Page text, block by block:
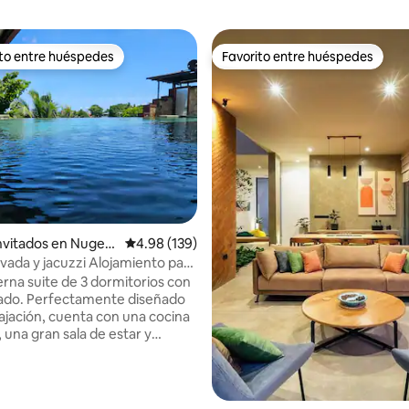
de 5, 177 reseñas
huéspedes preferido
entre huéspedes
en Nugeg
Calificación promedio: 4.98 de 5, 139 reseñas
4.98 (139)
y jacuzzi Alojamiento para
suite de 3 dormitorios con
Perfectamente diseñado
cuenta con una cocina
gran sala de estar y
Favorito entre huéspedes
Favorito entre huéspedes